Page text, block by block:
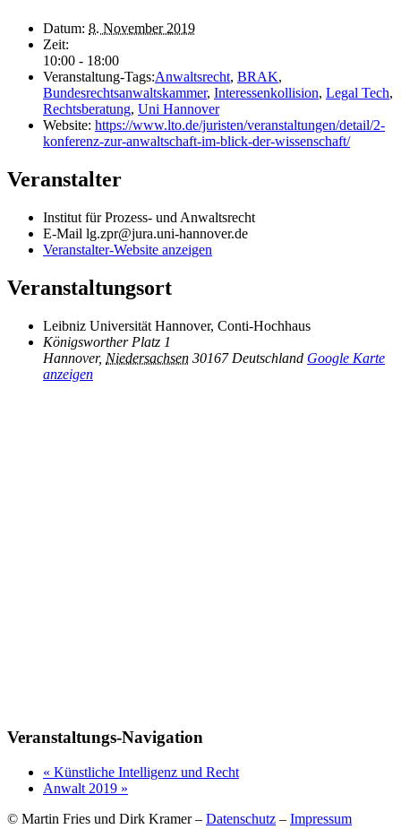
Datum: 8. November 2019
Zeit:
10:00 - 18:00
Veranstaltung-Tags:Anwaltsrecht, BRAK,
Bundesrechtsanwaltskammer, Interessenkollision, Legal Tech,
Rechtsberatung, Uni Hannover
Website: https://www.lto.de/juristen/veranstaltungen/detail/2-
konferenz-zur-anwaltschaft-im-blick-der-wissenschaft/
Veranstalter
Institut für Prozess- und Anwaltsrecht
E-Mail lg.zpr@jura.uni-hannover.de
Veranstalter-Website anzeigen
Veranstaltungsort
Leibniz Universität Hannover, Conti-Hochhaus
Königsworther Platz 1
Hannover, Niedersachsen 30167 Deutschland Google Karte
anzeigen
Veranstaltungs-Navigation
« Künstliche Intelligenz und Recht
Anwalt 2019 »
© Martin Fries und Dirk Kramer – Datenschutz – Impressum